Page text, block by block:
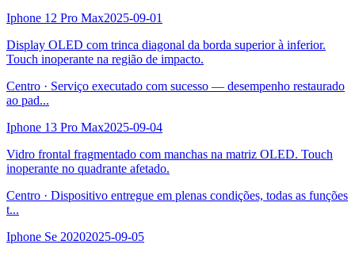
Iphone 12 Pro Max2025-09-01
Display OLED com trinca diagonal da borda superior à inferior.
Touch inoperante na região de impacto.
Centro · Serviço executado com sucesso — desempenho restaurado
ao pad...
Iphone 13 Pro Max2025-09-04
Vidro frontal fragmentado com manchas na matriz OLED. Touch
inoperante no quadrante afetado.
Centro · Dispositivo entregue em plenas condições, todas as funções
t...
Iphone Se 20202025-09-05